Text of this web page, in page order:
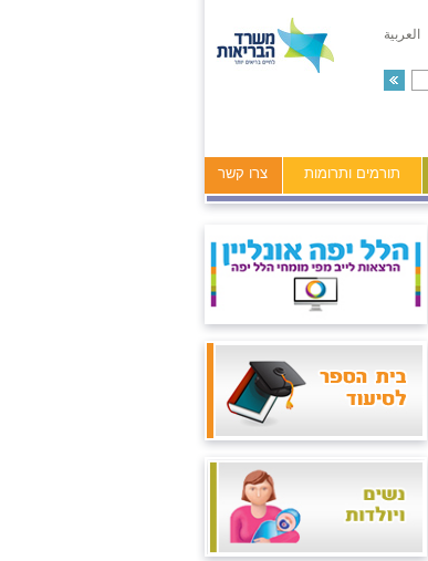
العربية
תורמים ותרומות צרו קשר